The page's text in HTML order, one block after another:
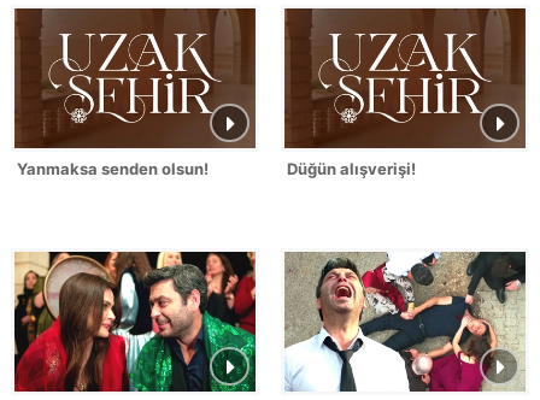
Yanmaksa senden olsun! Düğün alışverişi!